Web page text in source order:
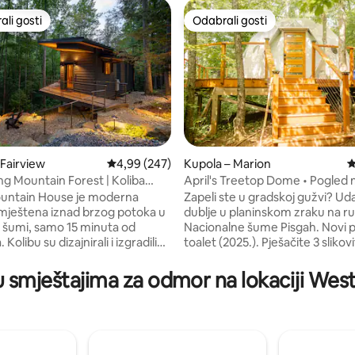
recenzija: 561
rangiranima s oznakom „Odabrali gosti”
gosti
Prosječna ocjena: 4,99/5, recenzija: 247
4,99 (247)
Mountain Forest | Koliba
House je moderna
iznad brzog potoka u
samo 15 minuta od
Kolibu su dizajnirali i izgradili
cijeloj je kolibi prisutno ručno
i metalni elementi.
Odabrali gosti
Odabrali gosti
Kupola – Marion
April's Treetop Dome • Pogled
Ridge, vodopad
Zapeli ste u gradskoj gužvi?
dublje u planinskom zraku na
Nacionalne šume Pisgah. Novi
toalet (2025.). Pješačite 3
kavu iz svog bračnog kreveta s
pogledom na Black
ako vam nešto zatreba.
smještajima za odmor na lokaciji